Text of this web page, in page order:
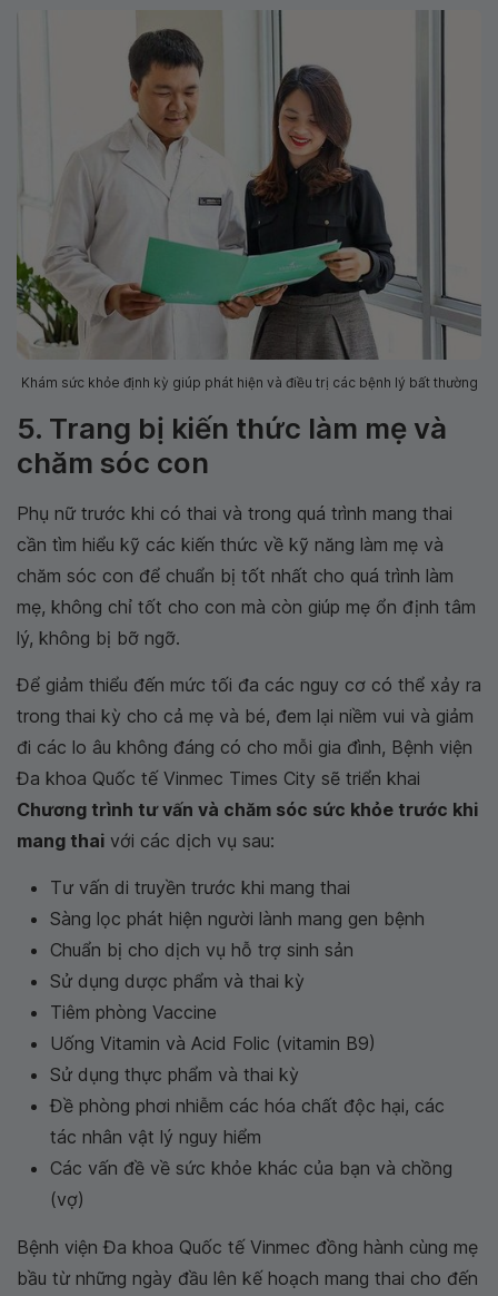
Khám sức khỏe định kỳ giúp phát hiện và điều trị các bệnh lý bất thường
5. Trang bị kiến thức làm mẹ và
chăm sóc con
Phụ nữ trước khi có thai và trong quá trình mang thai
cần tìm hiểu kỹ các kiến thức về kỹ năng làm mẹ và
chăm sóc con để chuẩn bị tốt nhất cho quá trình làm
mẹ, không chỉ tốt cho con mà còn giúp mẹ ổn định tâm
lý, không bị bỡ ngỡ.
Để giảm thiểu đến mức tối đa các nguy cơ có thể xảy ra
trong thai kỳ cho cả mẹ và bé, đem lại niềm vui và giảm
đi các lo âu không đáng có cho mỗi gia đình, Bệnh viện
Đa khoa Quốc tế Vinmec Times City sẽ triển khai
Chương trình tư vấn và chăm sóc sức khỏe trước khi
mang thai với các dịch vụ sau:
Tư vấn di truyền trước khi mang thai
Sàng lọc phát hiện người lành mang gen bệnh
Chuẩn bị cho dịch vụ hỗ trợ sinh sản
Sử dụng dược phẩm và thai kỳ
Tiêm phòng Vaccine
Uống Vitamin và Acid Folic (vitamin B9)
Sử dụng thực phẩm và thai kỳ
Đề phòng phơi nhiễm các hóa chất độc hại, các
tác nhân vật lý nguy hiểm
Các vấn đề về sức khỏe khác của bạn và chồng
(vợ)
Bệnh viện Đa khoa Quốc tế Vinmec đồng hành cùng mẹ
bầu từ những ngày đầu lên kế hoạch mang thai cho đến